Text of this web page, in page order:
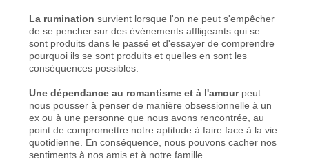
La rumination survient lorsque l'on ne peut s'empêcher
de se pencher sur des événements affligeants qui se
sont produits dans le passé et d'essayer de comprendre
pourquoi ils se sont produits et quelles en sont les
conséquences possibles.
Une dépendance au romantisme et à l'amourpeut
nous pousser à penser de manière obsessionnelle à un
ex ou à une personne que nous avons rencontrée, au
point de compromettre notre aptitude à faire face à la vie
quotidienne. En conséquence, nous pouvons cacher nos
sentiments à nos amis et à notre famille.